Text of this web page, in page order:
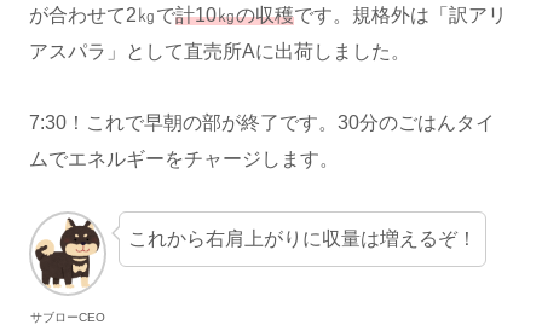
が合わせて2㎏で計10㎏の収穫です。規格外は「訳アリ
アスパラ」として直売所Aに出荷しました。
7:30！これで早朝の部が終了です。30分のごはんタイ
ムでエネルギーをチャージします。
サブローCEO
これから右肩上がりに収量は増えるぞ！